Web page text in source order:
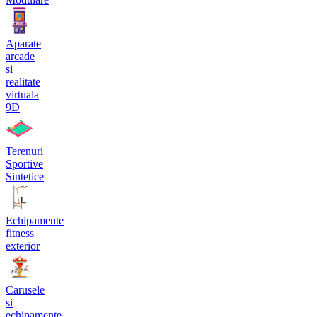
Aparate
arcade
si
realitate
virtuala
9D
Terenuri
Sportive
Sintetice
Echipamente
fitness
exterior
Carusele
si